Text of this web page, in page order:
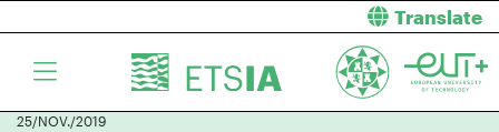
Translate
25/NOV./2019